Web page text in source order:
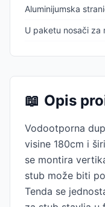
Aluminijumska
U paketu nosači za
📖 Opis
Vodootporna
visine 180cm i
se montira
stub može biti
Tenda se